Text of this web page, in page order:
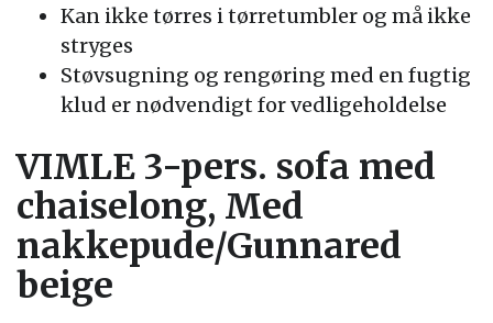
Kan ikke tørres i tørretumbler og må ikke
stryges
Støvsugning og rengøring med en fugtig
klud er nødvendigt for vedligeholdelse
VIMLE 3-pers. sofa med
chaiselong, Med
nakkepude/Gunnared
beige